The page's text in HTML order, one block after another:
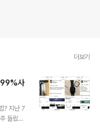
더보기
99%사
? 지난 7
들렀습